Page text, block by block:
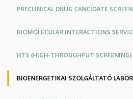
Chemistry
Oldalmenü
PRECLINICAL DRUG CANCIDATE
BIOMOLECULAR INTERACTIONS
HTS (HIGH-THROUGHPUT SCREENING)
BIOENERGETIKAI SZOLGÁLTATÓ